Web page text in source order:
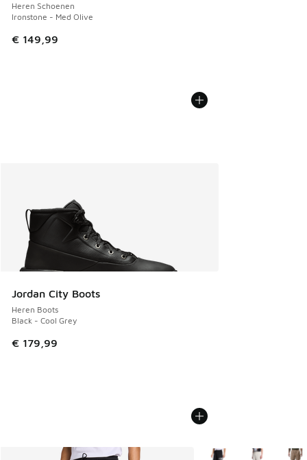
Heren Schoenen
Ironstone - Med Olive
€ 149,99
Jordan City Boots
Heren Boots
Black - Cool Grey
€ 179,99
Meer kleuren